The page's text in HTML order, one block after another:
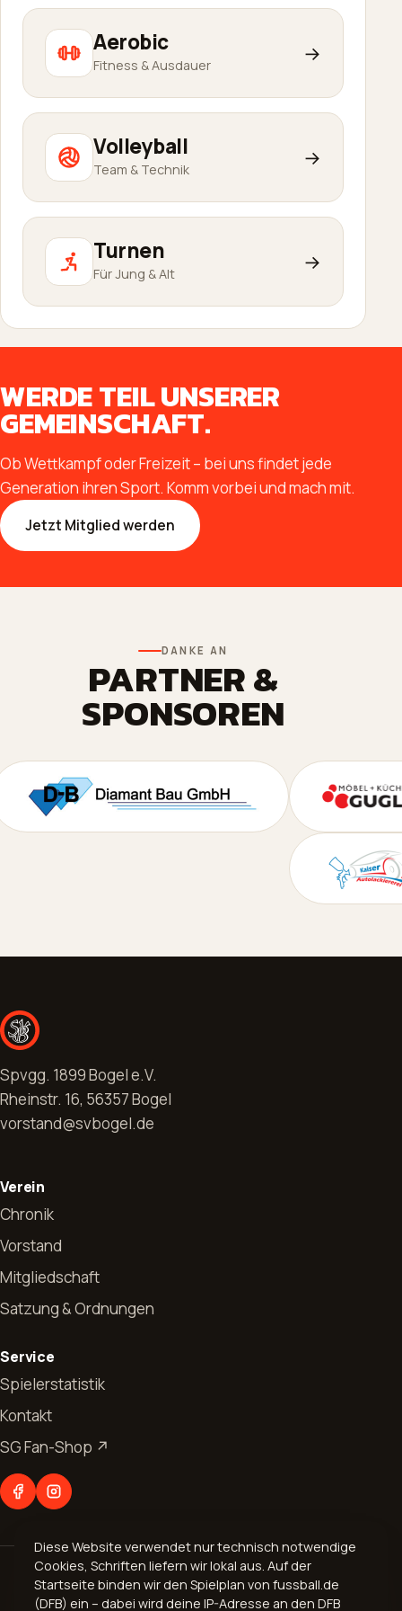
Aerobic
Fitness & Ausdauer →
Volleyball
Team & Technik →
Turnen
Für Jung & Alt →
WERDE TEIL UNSERER
GEMEINSCHAFT.
Ob Wettkampf oder Freizeit – bei uns findet jede
Generation ihren Sport. Komm vorbei und mach mit.
Jetzt Mitglied werden
DANKE AN
PARTNER &
SPONSOREN
Spvgg. 1899 Bogel e.V.
Rheinstr. 16, 56357 Bogel
vorstand@svbogel.de
Verein
Chronik
Vorstand
Mitgliedschaft
Satzung & Ordnungen
Service
Spielerstatistik
Kontakt
SG Fan-Shop ↗
© 2026 Spvgg. 1899 Bogel e.V.
Impressum·Datenschutz
News
Allgemeines
Jugendfussball
Seniorenfussball
Verein
Chronik
Mitgliedschaft
Geschäftsverteilungsplan
Abteilungen
Fußball
Aerobic
Volleyball
Diese Website verwendet nur technisch notwendige
Cookies, Schriften liefern wir lokal aus. Auf der
Startseite binden wir den Spielplan von fussball.de
(DFB) ein – dabei wird deine IP-Adresse an den DFB